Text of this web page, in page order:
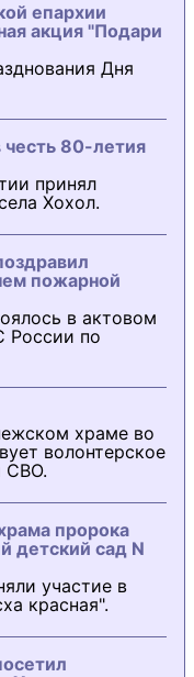
епархии
акция "Подари
Дня
честь 80-летия
принял
Хохол.
пожарной
в актовом
России по
храме во
волонтерское
СВО.
пророка
детский сад N
участие в
красная".